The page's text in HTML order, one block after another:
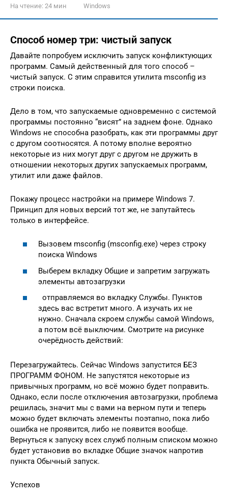
На чтение: 24 мин Windows
Способ номер три: чистый запуск
Давайте попробуем исключить запуск конфликтующих
программ. Самый действенный для того способ –
чистый запуск. С этим справится утилита msconfig из
строки поиска.
Дело в том, что запускаемые одновременно с системой
программы постоянно “висят” на заднем фоне. Однако
Windows не способна разобрать, как эти программы друг
с другом соотносятся. А потому вполне вероятно
некоторые из них могут друг с другом не дружить в
отношении некоторых других запускаемых программ,
утилит или даже файлов.
Покажу процесс настройки на примере Windows 7.
Принцип для новых версий тот же, не запутайтесь
только в интерфейсе.
Вызовем msconfig (msconfig.exe) через строку
поиска Windows
Выберем вкладку Общие и запретим загружать
элементы автозагрузки
отправляемся во вкладку Службы. Пунктов
здесь вас встретит много. А изучать их не
нужно. Сначала скроем службы самой Windows,
а потом всё выключим. Смотрите на рисунке
очерёдность действий:
Перезагружайтесь. Сейчас Windows запустится БЕЗ
ПРОГРАММ ФОНОМ. Не запустятся некоторые из
привычных программ, но всё можно будет поправить.
Однако, если после отключения автозагрузки, проблема
решилась, значит мы с вами на верном пути и теперь
можно будет включать элементы поэтапно, пока либо
ошибка не проявится, либо не появится вообще.
Вернуться к запуску всех служб полным списком можно
будет установив во вкладке Общие значок напротив
пункта Обычный запуск.
Успехов